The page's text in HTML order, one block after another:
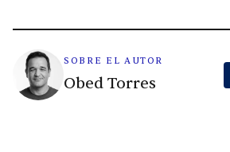
SOBRE EL AUTOR
Obed Torres